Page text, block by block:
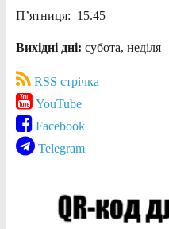
П’ятниця: 15.45
Вихідні дні: субота, неділя
RSS стрічка
YouTube
Facebook
Telegram